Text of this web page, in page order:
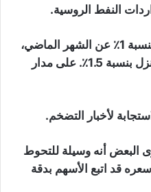
النفط الروسية.
وبالمقارنة، ارتفع مؤشر الغذاء بنسبة 1٪ عن الشهر الماضي،
بينما ارتفع مؤشر الغذاء في المنزل بنسبة 1.5٪. على مدار
لأخبار التضخم.
البعض أنه وسيلة للتحوط
قد اتبع الأسهم بدقة